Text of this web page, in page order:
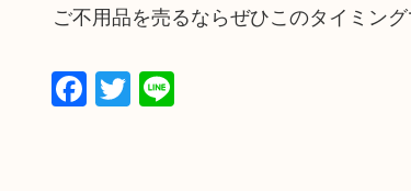
ご不用品を売るならぜひこのタイミン
Facebook
Twitter
Line